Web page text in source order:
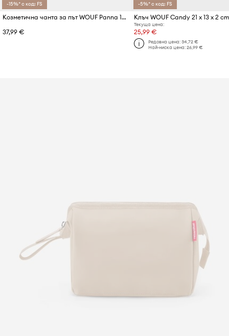
-15%* с код: FS
Козметична чанта за път WOUF Panna 15 x 6,5 x 10 cm
37,99 €
-5%* с код: FS
Клъч WOUF Candy 21 x 13 x 2 cm
Текуща цена:
25,99 €
Редовна цена:34,72 €
Най-ниска цена:26,99 €